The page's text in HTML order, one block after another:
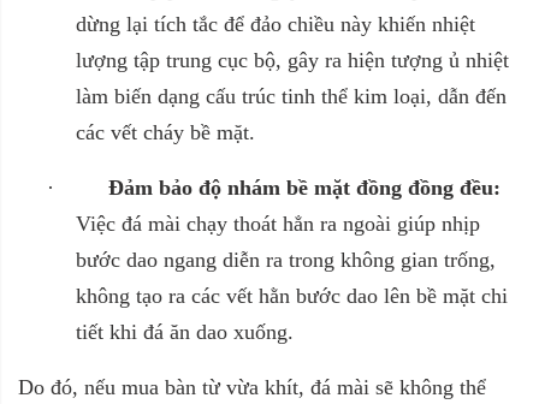
dừng lại tích tắc để đảo chiều này khiến nhiệt
lượng tập trung cục bộ, gây ra hiện tượng ủ nhiệt
làm biến dạng cấu trúc tinh thể kim loại, dẫn đến
các vết cháy bề mặt.
·
Đảm bảo độ nhám bề mặt đồng đồng đều:
Việc đá mài chạy thoát hẳn ra ngoài giúp nhịp
bước dao ngang diễn ra trong không gian trống,
không tạo ra các vết hằn bước dao lên bề mặt chi
tiết khi đá ăn dao xuống.
Do đó, nếu mua bàn từ vừa khít, đá mài sẽ không thể